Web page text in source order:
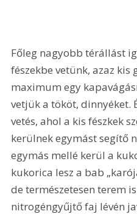
Főleg nagyobb térállást
fészekbe vetünk, azaz kis
maximum egy
vetjük a tököt, dinnyéket.
vetés, ahol a kis fészkek
kerülnek egymást segítő
egymás mellé kerül a
kukorica lesz a bab
de természetesen terem
nitrogéngyűjtő faj lévén